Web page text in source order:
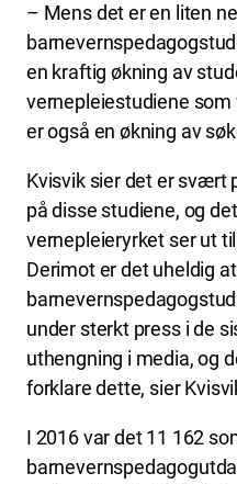
– Mens det er en liten
en kraftig økning av
vernepleiestudiene
er også en økning av
Kvisvik sier det er svært
på disse studiene, og
vernepleieryrket ser ut
Derimot er det uheldig
under sterkt press i de
uthengning i media, og
forklare dette, sier
I 2016 var det 11 162